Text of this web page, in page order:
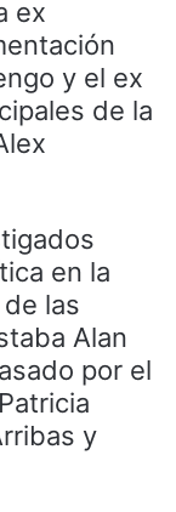
ex
y el ex
de la
en la
las
Alan
por el
y